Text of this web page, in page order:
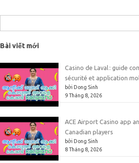
kiếm
cho:
Bài viết mới
Casino de Laval : guide
sécurité et application
bởi Dong Sinh
9 Tháng 8, 2026
ACE Airport Casino app
Canadian players
bởi Dong Sinh
8 Tháng 8, 2026